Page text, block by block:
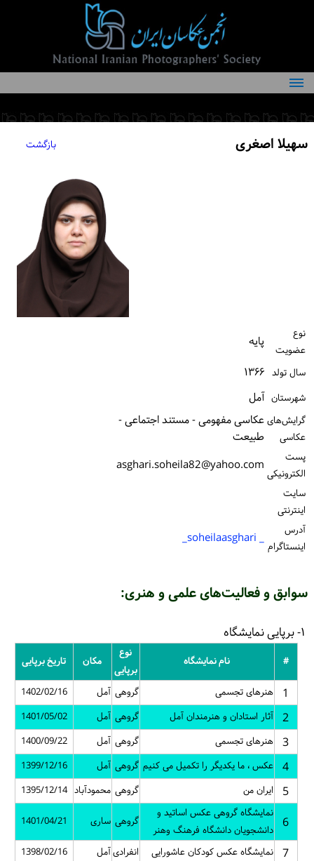
درباره انجمن
کمیته‌های انجمن
سهیلا اصغری بازگشت
نوع
عضویت
پایه
سال تولد ۱۳۶۶
شهرستان آمل
گرایش‌های
عکاسی
عکاسی مفهومی - مستند اجتماعی -
طبیعت
پست
الكترونیكی asghari.soheila82@yahoo.com
سایت
اینترنتی
آدرس
اینستاگرام _ soheilaasghari_
سوابق و فعالیت‌های علمی و هنری:
۱- برپایی نمایشگاه
# نام نمایشگاه
نوع
برپایی
مکان تاریخ برپایی
1 هنرهای تجسمی گروهی آمل 1402/02/16
2 آثار استادان و هنرمندان آمل گروهی آمل 1401/05/02
3 هنرهای تجسمی گروهی آمل 1400/09/22
4 عکس ، ما یکدیگر را تکمیل می کنیم گروهی آمل 1399/12/16
5 ایران من گروهی محمودآباد 1395/12/14
6
نمایشگاه گروهی عکس اساتید و
دانشجویان دانشگاه فرهنگ وهنر
گروهی ساری 1401/04/21
7 نمایشگاه عکس کودکان عاشورایی انفرادیآمل 1398/02/16